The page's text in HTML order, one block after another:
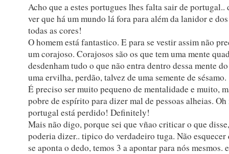
Acho que a estes portugues lhes falta sair de portugal..
ver que há um mundo lá fora para além da lanidor e
todas as cores!
O homem está fantastico. E para se vestir assim não
um corajoso. Corajosos são os que tem uma mente
desdenham tudo o que não entra dentro dessa mente
uma ervilha, perdão, talvez de uma semente de sésamo.
É preciso ser muito pequeno de mentalidade e muito,
pobre de espírito para dizer mal de pessoas alheias. Oh
portugal está perdido! Definitely!
Mais não digo, porque sei que vñao criticar o que
poderia dizer.. tipico do verdadeiro tuga. Não esquecer
se aponta o dedo, temos 3 a apontar para nós mesmos.